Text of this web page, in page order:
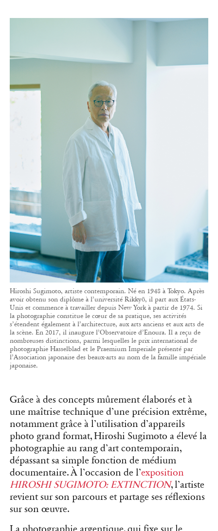
Hiroshi Sugimoto, artiste contemporain. Né en 1948 à Tokyo. Après
avoir obtenu son diplôme à l’université Rikkyō, il part aux États-
Unis et commence à travailler depuis New York à partir de 1974. Si
la photographie constitue le cœur de sa pratique, ses activités
s’étendent également à l’architecture, aux arts anciens et aux arts de
la scène. En 2017, il inaugure l’Observatoire d’Enoura. Il a reçu de
nombreuses distinctions, parmi lesquelles le prix international de
photographie Hasselblad et le Praemium Imperiale présenté par
l’Association japonaise des beaux-arts au nom de la famille impériale
japonaise.
Grâce à des concepts mûrement élaborés et à
une maîtrise technique d’une précision extrême,
notamment grâce à l’utilisation d’appareils
photo grand format, Hiroshi Sugimoto a élevé la
photographie au rang d’art contemporain,
dépassant sa simple fonction de médium
documentaire. À l’occasion de l’exposition
HIROSHI SUGIMOTO: EXTINCTION, l’artiste
revient sur son parcours et partage ses réflexions
sur son œuvre.